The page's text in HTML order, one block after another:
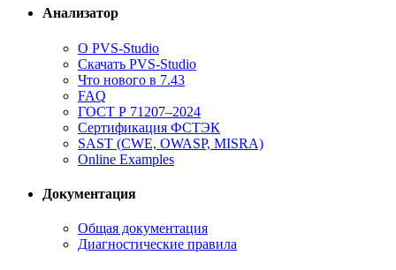
Анализатор
О PVS-Studio
Скачать PVS-Studio
Что нового в 7.43
FAQ
ГОСТ Р 71207–2024
Сертификация ФСТЭК
SAST (CWE, OWASP, MISRA)
Online Examples
Документация
Общая документация
Диагностические правила